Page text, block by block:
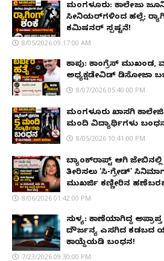
ಮಂಗಳೂರು: ಕಾಲೇಜು
ಸೀನಿಯರ್‌ಗಳಿಂದ ಹಲ್ಲೆ;
ಕಮಿಷನರ್ ಸ್ಪಷ್ಟನೆ!
8/05/2026 09:17:00 AM
ಕಾಪು: ಕಾಂಗ್ರೆಸ್ ಮುಖಂಡ,
ಅಧ್ಯಕ್ಷಡೇವಿಡ್ ಡಿಸೋಜಾ
8/07/2026 05:40:00 PM
ಮಂಗಳೂರು ಖಾಸಗಿ
ಮಂದಿ ವಿದ್ಯಾರ್ಥಿಗಳು
8/05/2026 10:41:00 PM
ಬ್ಯಾಂಕ್‌ರಾಪ್ಟ್‌ ಆಗಿ
ತೀರಿಸಲು 'ಸಿ-ಗ್ರೇಡ್'
ಮುಖರ್ಜಿ ಕಣ್ಣೀರಿನ
8/06/2026 01:42:00 PM
ಸುಳ್ಯ: ಕಾಣೆಯಾಗಿದ್ದ
ದೌರ್ಜನ್ಯ ಎಸಗಿದ ಕಡಬದ
ಕಾಯ್ದೆಯಡಿ ಬಂಧನ!
7/23/2026 09:30:00 PM